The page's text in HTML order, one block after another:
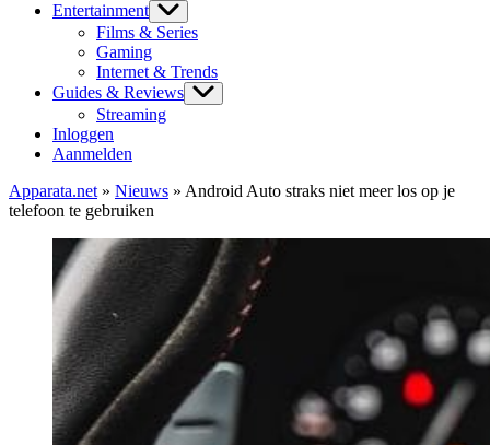
Entertainment
Films & Series
Gaming
Internet & Trends
Guides & Reviews
Streaming
Inloggen
Aanmelden
Apparata.net » Nieuws » Android Auto straks niet meer los op je
telefoon te gebruiken